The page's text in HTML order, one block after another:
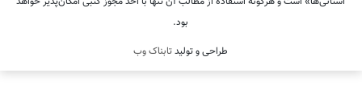
بود.
طراحی و تولیدتابناک وب